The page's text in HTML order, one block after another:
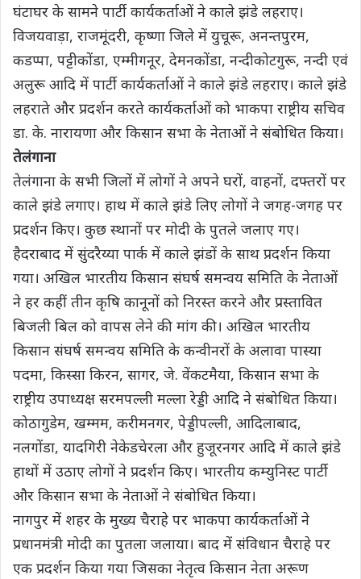
घंटाघर के सामने पार्टी कार्यकर्ताओं ने काले झंडे लहराए।
विजयवाड़ा, राजमूंदरी, कृष्णा जिले में युचूरू, अनन्तपुरम,
कडप्पा, पट्टीकोंडा, एम्मीगनूर, देमनकोंडा, नन्दीकोटगुरू, नन्दी एवं
अलुरू आदि में पार्टी कार्यकर्ताओं ने काले झंडे लहराए। काले झंडे
लहराते और प्रदर्शन करते कार्यकर्ताओं को भाकपा राष्ट्रीय सचिव
डा. के. नारायणा और किसान सभा के नेताओं ने संबोधित किया।
तेलंगाना
तेलंगाना के सभी जिलों में लोगों ने अपने घरों, वाहनों, दफ्तरों पर
काले झंडे लगाए। हाथ में काले झंडे लिए लोगों ने जगह-जगह पर
प्रदर्शन किए। कुछ स्थानों पर मोदी के पुतले जलाए गए।
हैदराबाद में सुंदरैय्या पार्क में काले झंडों के साथ प्रदर्शन किया
गया। अखिल भारतीय किसान संघर्ष समन्वय समिति के नेताओं
ने हर कहीं तीन कृषि कानूनों को निरस्त करने और प्रस्तावित
बिजली बिल को वापस लेने की मांग की। अखिल भारतीय
किसान संघर्ष समन्वय समिति के कन्वीनरों के अलावा पास्या
पदमा, किस्सा किरन, सागर, जे. वेंकटमैया, किसान सभा के
राष्ट्रीय उपाध्यक्ष सरमपल्ली मल्ला रेड्डी आदि ने संबोधित किया।
कोठागुडेम, खम्मम, करीमनगर, पेड्डीपल्ली, आदिलाबाद,
नलगोंडा, यादगिरी नेकेडचेरला और हुजूरनगर आदि में काले झंडे
हाथों में उठाए लोगों ने प्रदर्शन किए। भारतीय कम्युनिस्ट पार्टी
और किसान सभा के नेताओं ने संबोधित किया।
नागपुर में शहर के मुख्य चैराहे पर भाकपा कार्यकर्ताओं ने
प्रधानमंत्री मोदी का पुतला जलाया। बाद में संविधान चैराहे पर
एक प्रदर्शन किया गया जिसका नेतृत्व किसान नेता अरूण